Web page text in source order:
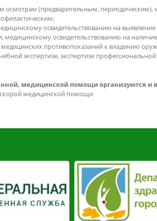
осмотрам (предварительным,
освидетельствованию на
освидетельствованию на
противопоказаний к владению
экспертизе, экспертизе
медицинской помощи организуются
медицинской помощи